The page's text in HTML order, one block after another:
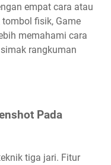
empat cara atau
fisik, Game
memahami cara
rangkuman
Pada
tiga jari. Fitur